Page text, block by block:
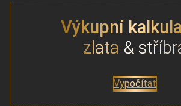
Výkupní
zlata &
Vypočítat